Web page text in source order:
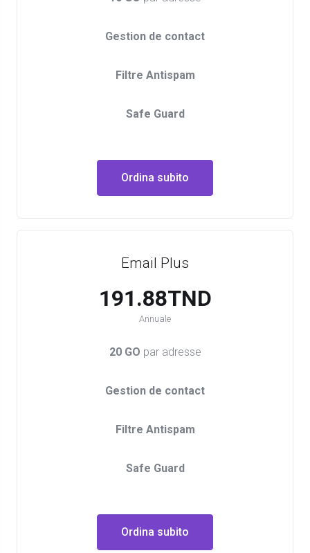
Gestion de contact
Filtre Antispam
Safe Guard
Ordina subito
Email Plus
191.88TND
Annuale
20 GO par adresse
Gestion de contact
Filtre Antispam
Safe Guard
Ordina subito